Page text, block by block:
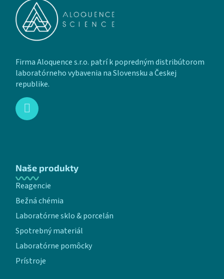
Firma Aloquence s.r.o. patrí k popredným distribútorom
laboratórneho vybavenia na Slovensku a Českej
republike.
Naše produkty
Reagencie
Bežná chémia
Laboratórne sklo & porcelán
Spotrebný materiál
Laboratórne pomôcky
Prístroje